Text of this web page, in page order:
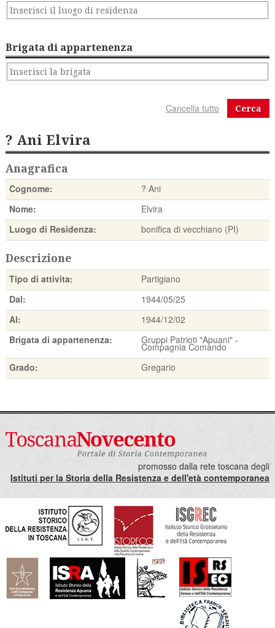
Brigata di appartenenza
Cerca
? Ani Elvira
Anagrafica
Cognome:
? Ani
Nome:
Elvira
Luogo di Residenza:
bonifica di vecchiano (PI)
Descrizione
Tipo di attivita:
Partigiano
Dal:
1944/05/25
Al:
1944/12/02
Brigata di appartenenza:
Gruppi Patrioti "Apuani" -
Compagnia Comando
Grado:
Gregario
promosso dalla rete toscana degli
Istituti per la Storia della Resistenza e dell'età contemporanea